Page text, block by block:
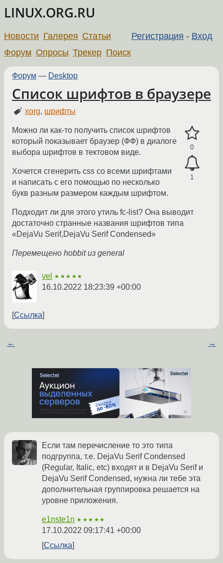
LINUX.ORG.RU
Регистрация - Вход
Новости Галерея Статьи
Форум Опросы Трекер Поиск
Форум — Desktop
Список шрифтов в браузере
xorg, шрифты
0
1
Можно ли как-то получить список шрифтов
который показывает браузер (ФФ) в диалоге
выбора шрифтов в тектовом виде.
Хочется сгенерить css со всеми шрифтами
и написать с его помощью по несколько
букв разным размером каждым шрифтом.
Подходит ли для этого утиль fc-list? Она выводит
достаточно странные названия шрифтов типа
«DejaVu Serif,DejaVu Serif Condensed»
Перемещено hobbit из general
vel ★★★★★
16.10.2022 18:23:39 +00:00
Ссылка
← →
Если там перечисление то это типа
подгруппа, т.е. DejaVu Serif Condensed
(Regular, Italic, etc) входят и в DejaVu Serif и
DejaVu Serif Condensed, нужна ли тебе эта
дополнительная группировка решается на
уровне приложения.
e1nste1n ★★★★★
17.10.2022 09:17:41 +00:00
Ссылка